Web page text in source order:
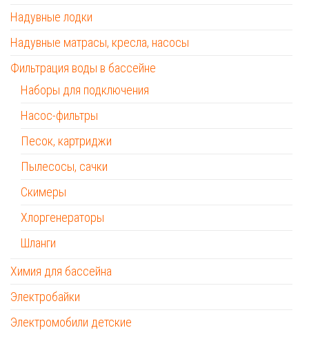
Надувные лодки
Надувные матрасы, кресла, насосы
Фильтрация воды в бассейне
Наборы для подключения
Насос-фильтры
Песок, картриджи
Пылесосы, сачки
Скимеры
Хлоргенераторы
Шланги
Химия для бассейна
Электробайки
Электромобили детские